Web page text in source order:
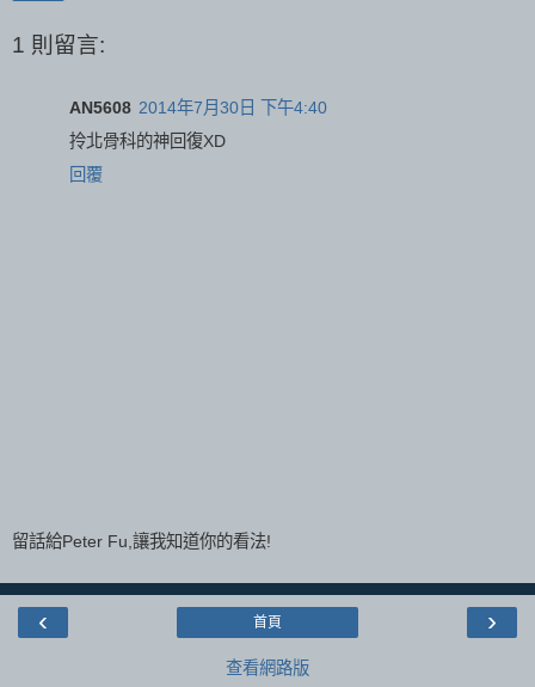
1 則留言:
AN5608 2014年7月30日 下午4:40
拎北骨科的神回復XD
回覆
留話給Peter Fu,讓我知道你的看法!
‹ ›
首頁
查看網路版